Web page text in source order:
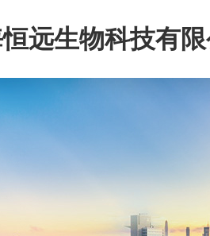
远生物科技有